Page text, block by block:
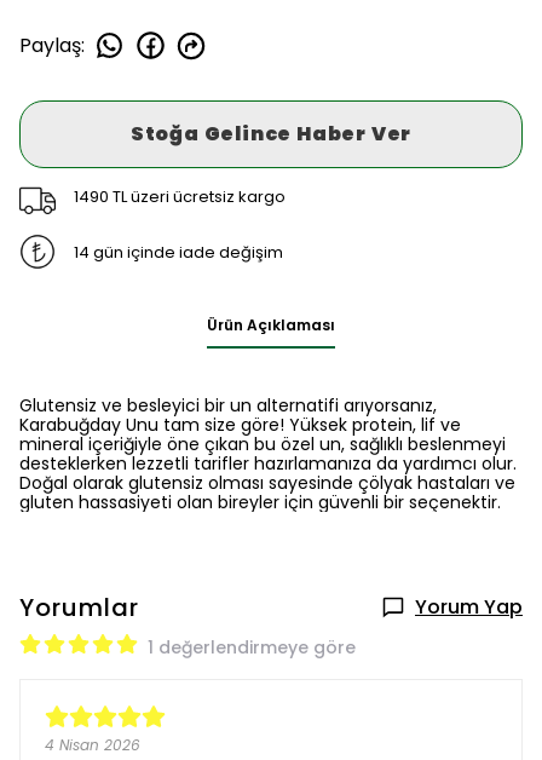
Paylaş:
Stoğa Gelince Haber Ver
1490 TL üzeri ücretsiz kargo
14 gün içinde iade değişim
Ürün Açıklaması
Glutensiz ve besleyici bir un alternatifi arıyorsanız,
Karabuğday Unu tam size göre! Yüksek protein, lif ve
mineral içeriğiyle öne çıkan bu özel un, sağlıklı beslenmeyi
desteklerken lezzetli tarifler hazırlamanıza da yardımcı olur.
Doğal olarak glutensiz olması sayesinde çölyak hastaları ve
gluten hassasiyeti olan bireyler için güvenli bir seçenektir.
Yorumlar Yorum Yap
1 değerlendirmeye göre
4 Nisan 2026